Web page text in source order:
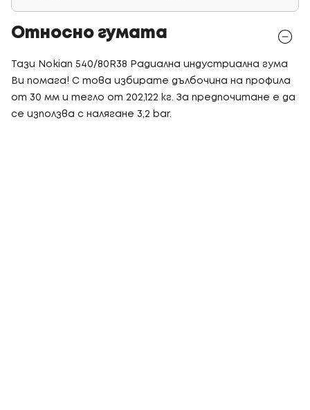
Относно гумата
Тази Nokian 540/80R38 Радиална индустриална гума
Ви помага! С това избирате дълбочина на профила
от 30 мм и тегло от 202,122 кг. За предпочитане е да
се използва с налягане 3,2 bar.